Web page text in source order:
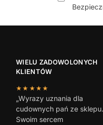
WIELU ZADOWOLONYCH
KLIENTÓW
★★★★★
„Wyrazy uznania dla
cudownych pań ze sklepu.
Swoim sercem